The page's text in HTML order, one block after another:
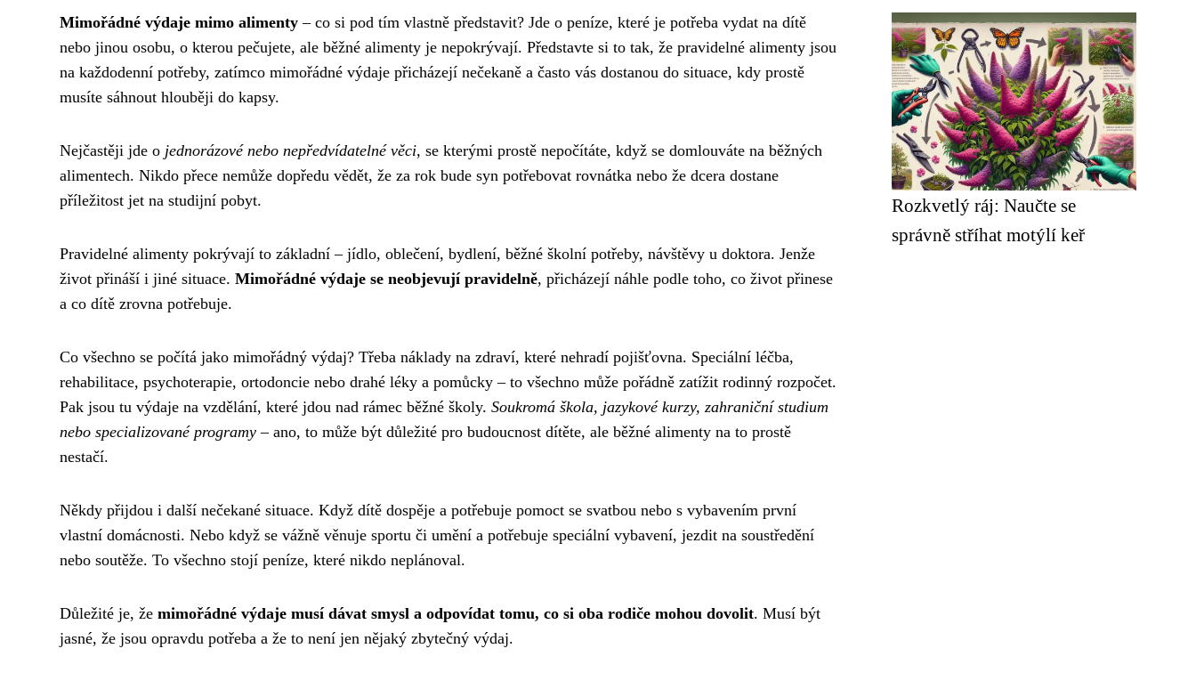
Mimořádné výdaje mimo alimenty – co si pod tím vlastně představit? Jde o peníze, které je potřeba vydat na dítě
nebo jinou osobu, o kterou pečujete, ale běžné alimenty je nepokrývají. Představte si to tak, že pravidelné alimenty jsou
na každodenní potřeby, zatímco mimořádné výdaje přicházejí nečekaně a často vás dostanou do situace, kdy prostě
musíte sáhnout hlouběji do kapsy.
Nejčastěji jde o jednorázové nebo nepředvídatelné věci, se kterými prostě nepočítáte, když se domlouváte na běžných
alimentech. Nikdo přece nemůže dopředu vědět, že za rok bude syn potřebovat rovnátka nebo že dcera dostane
příležitost jet na studijní pobyt.
Pravidelné alimenty pokrývají to základní – jídlo, oblečení, bydlení, běžné školní potřeby, návštěvy u doktora. Jenže
život přináší i jiné situace. Mimořádné výdaje se neobjevují pravidelně, přicházejí náhle podle toho, co život přinese
a co dítě zrovna potřebuje.
Co všechno se počítá jako mimořádný výdaj? Třeba náklady na zdraví, které nehradí pojišťovna. Speciální léčba,
rehabilitace, psychoterapie, ortodoncie nebo drahé léky a pomůcky – to všechno může pořádně zatížit rodinný rozpočet.
Pak jsou tu výdaje na vzdělání, které jdou nad rámec běžné školy. Soukromá škola, jazykové kurzy, zahraniční studium
nebo specializované programy – ano, to může být důležité pro budoucnost dítěte, ale běžné alimenty na to prostě
nestačí.
Někdy přijdou i další nečekané situace. Když dítě dospěje a potřebuje pomoct se svatbou nebo s vybavením první
vlastní domácnosti. Nebo když se vážně věnuje sportu či umění a potřebuje speciální vybavení, jezdit na soustředění
nebo soutěže. To všechno stojí peníze, které nikdo neplánoval.
Důležité je, že mimořádné výdaje musí dávat smysl a odpovídat tomu, co si oba rodiče mohou dovolit. Musí být
jasné, že jsou opravdu potřeba a že to není jen nějaký zbytečný výdaj.
Rozkvetlý ráj: Naučte se
správně stříhat motýlí keř